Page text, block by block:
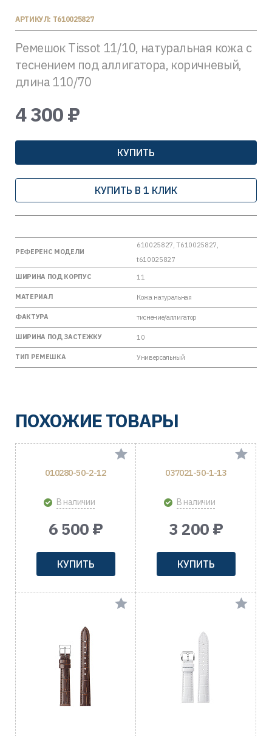
АРТИКУЛ: T610025827
Ремешок Tissot 11/10, натуральная кожа с
теснением под аллигатора, коричневый,
длина 110/70
4 300 ₽
КУПИТЬ
КУПИТЬ В 1 КЛИК
РЕФЕРЕНС МОДЕЛИ
610025827, T610025827,
t610025827
ШИРИНА ПОД КОРПУС
11
МАТЕРИАЛ Кожа натуральная
ФАКТУРА тиснение/аллигатор
ШИРИНА ПОД ЗАСТЕЖКУ 10
ТИП РЕМЕШКА Универсальный
ПОХОЖИЕ ТОВАРЫ
010280-50-2-12
В наличии
6 500 ₽
КУПИТЬ
037021-50-1-13
В наличии
3 200 ₽
КУПИТЬ